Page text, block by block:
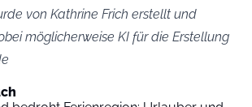
von Kathrine Frich erstellt und
möglicherweise KI für die Erstellung